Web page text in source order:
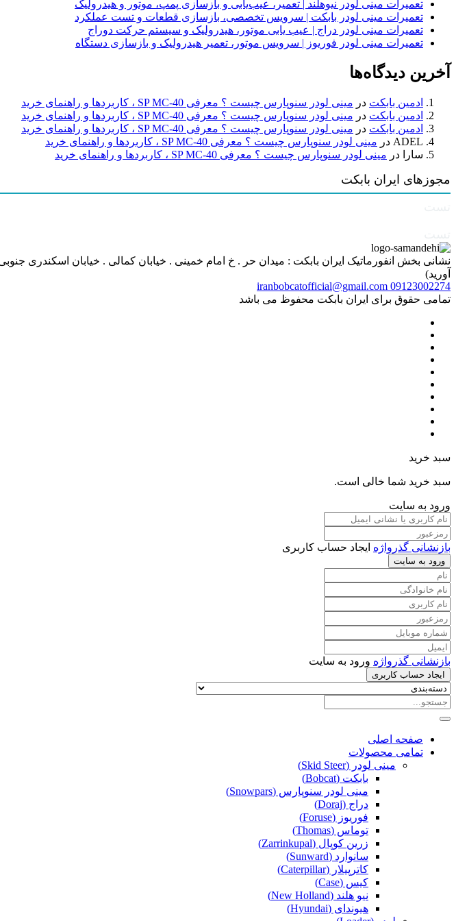
تعمیرات مینی لودر نیوهلند | تعمیر، عیب‌یابی و بازسازی پمپ، موتور و هیدرولیک
تعمیرات مینی لودر بابکت | سرویس تخصصی، بازسازی قطعات و تست عملکرد
تعمیرات مینی لودر دراج | عیب یابی موتور، هیدرولیک و سیستم حرکت دوراج
تعمیرات مینی لودر فوریوز | سرویس موتور، تعمیر هیدرولیک و بازسازی دستگاه
آخرین دیدگاه‌ها
ادمین بابکت در مینی لودر سنوپارس چیست ؟ معرفی SP MC-40 ، کاربردها و راهنمای خرید
ادمین بابکت در مینی لودر سنوپارس چیست ؟ معرفی SP MC-40 ، کاربردها و راهنمای خرید
ادمین بابکت در مینی لودر سنوپارس چیست ؟ معرفی SP MC-40 ، کاربردها و راهنمای خرید
ADEL در مینی لودر سنوپارس چیست ؟ معرفی SP MC-40 ، کاربردها و راهنمای خرید
سارا
در مینی لودر سنوپارس چیست ؟ معرفی SP MC-40 ، کاربردها و راهنمای خرید
مجوزهای ایران بابکت
آورید)
09123002274
iranbobcatofficial@gmail.com
تمامی حقوق برای ایران بابکت محفوظ می باشد
سبد خرید
سبد خرید شما خالی است.
ورود به سایت
بازنشانی گذرواژه ایجاد حساب کاربری
ورود به سایت
بازنشانی گذرواژه ورود به سایت
ایجاد حساب کاربری
صفحه اصلی
تمامی محصولات
مینی لودر (Skid Steer)
بابکت (Bobcat)
مینی لودر سنوپارس (Snowpars)
دراج (Doraj)
فوریوز (Foruse)
توماس (Thomas)
زرین کوپال (Zarrinkupal)
سانوارد (Sunward)
کاترپیلار (Caterpillar)
کیس (Case)
نیو هلند (New Holland)
هیوندای (Hyundai)